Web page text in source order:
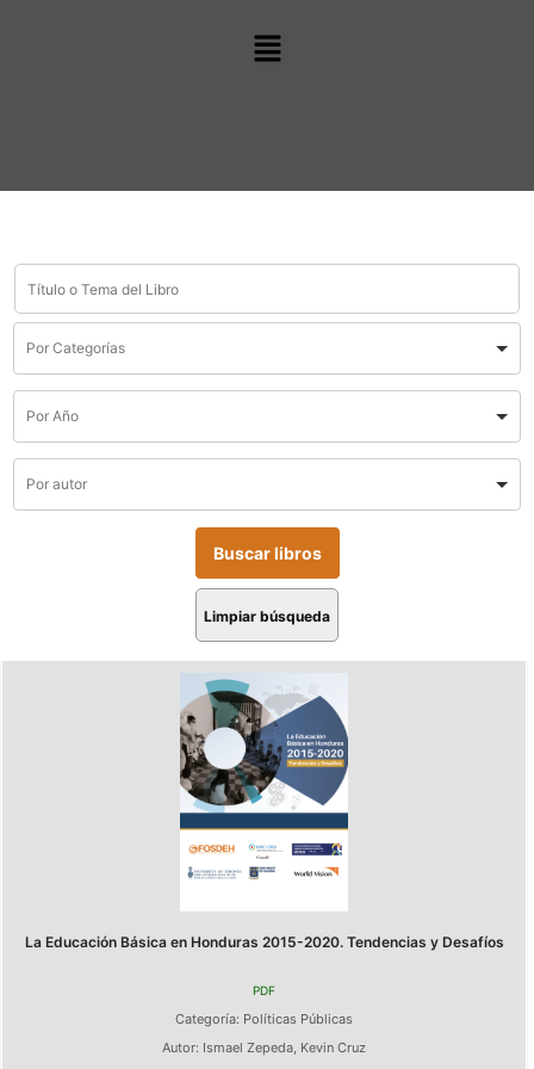
Limpiar búsqueda
La Educación Básica en Honduras 2015-2020. Tendencias y Desafíos
PDF
Categoría: Políticas Públicas
Autor: Ismael Zepeda, Kevin Cruz